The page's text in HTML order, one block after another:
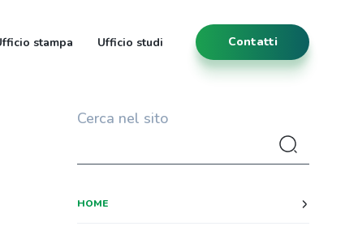
Contatti
stampa Ufficio studi
Cerca nel sito
HOME